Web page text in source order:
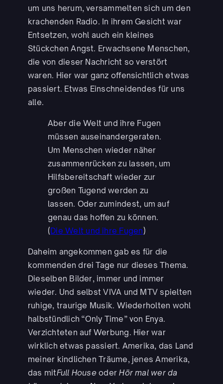
um uns herum, versammelten sich um den
krachenden Radio. In ihrem Gesicht war
Entsetzen, wohl auch ein kleines
Stückchen Angst. Erwachsene Menschen,
die von dieser Nachricht so verstört
waren. Hier war ganz offensichtlich etwas
passiert. Etwas Einschneidendes für uns
alle.
Aber die Welt und ihre Fugen
müssen auseinandergeraten.
Um Menschen wieder näher
zusammenrücken zu lassen, um
Hilfsbereitschaft wieder zur
großen Tugend werden zu
lassen. Oder zumindest, um auf
genau das hoffen zu können.
(Die Welt und ihre Fugen)
Daheim angekommen gab es für die
kommenden drei Tage nur dieses Thema.
Dieselben Bilder, immer und immer
wieder. Und selbst VIVA und MTV spielten
ruhige, traurige Musik. Wiederholten wohl
halbstündlich “Only Time” von Enya.
Verzichteten auf Werbung. Hier war
wirklich etwas passiert. Amerika, das Land
meiner kindlichen Träume, jenes Amerika,
das mitFull House oderHör mal wer da